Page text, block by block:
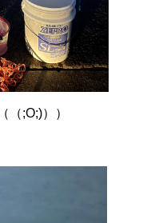
;O;)））